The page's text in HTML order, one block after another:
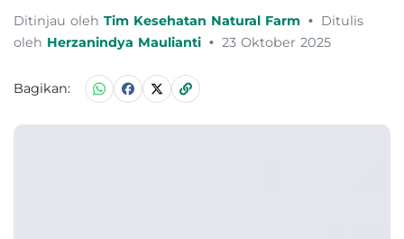
Ditinjau oleh Tim Kesehatan Natural Farm • Ditulis
oleh Herzanindya Maulianti • 23 Oktober 2025
Bagikan: